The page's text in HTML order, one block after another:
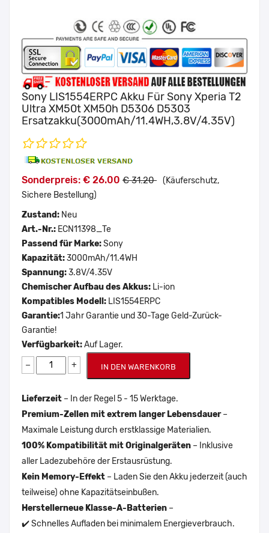
Sony LIS1554ERPC Akku Für Sony Xperia T2
Ultra XM50t XM50h D5306 D5303
Ersatzakku(3000mAh/11.4WH,3.8V/4.35V)
Sonderpreis: € 26.00 € 31.20 (Käuferschutz,
Sichere Bestellung)
Zustand: Neu
Art.-Nr.: ECN11398_Te
Passend für Marke:Sony
Kapazität:3000mAh/11.4WH
Spannung:3.8V/4.35V
Chemischer Aufbau des Akkus: Li-ion
Kompatibles Modell: LIS1554ERPC
Garantie:1 Jahr Garantie und 30-Tage Geld-Zurück-
Garantie!
Verfügbarkeit:Auf Lager.
− + IN DEN WARENKORB
Lieferzeit – In der Regel 5 - 15 Werktage.
Premium-Zellen mit extrem langer Lebensdauer–
Maximale Leistung durch erstklassige Materialien.
100% Kompatibilität mit Originalgeräten – Inklusive
aller Ladezubehöre der Erstausrüstung.
Kein Memory-Effekt – Laden Sie den Akku jederzeit (auch
teilweise) ohne Kapazitätseinbußen.
Herstellerneue Klasse-A-Batterien –
✔️ Schnelles Aufladen bei minimalem Energieverbrauch.